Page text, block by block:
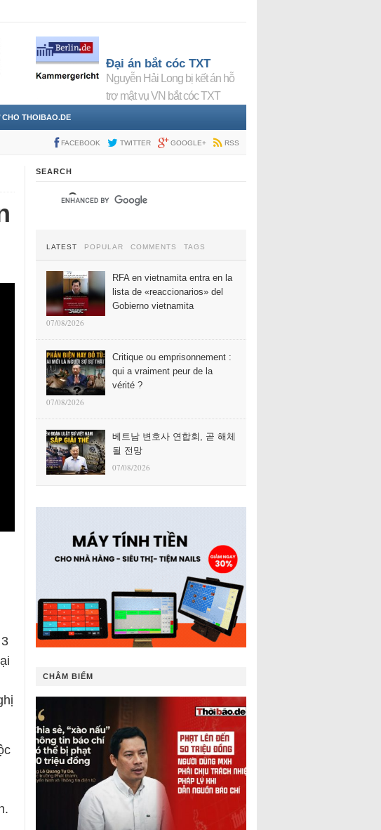
Đại án bắt cóc TXT
Nguyễn Hải Long bị kết án hỗ
trợ mật vụ VN bắt cóc TXT
CHO THOIBAO.DE
FACEBOOK TWITTER GOOGLE+ RSS
SEARCH
LATEST POPULAR COMMENTS TAGS
RFA en vietnamita entra en la
lista de «reaccionarios» del
Gobierno vietnamita
07/08/2026
Critique ou emprisonnement :
qui a vraiment peur de la
vérité ?
07/08/2026
베트남 변호사 연합회, 곧 해체
될 전망
07/08/2026
CHÂM BIẾM